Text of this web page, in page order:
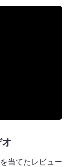
当てたレビュー